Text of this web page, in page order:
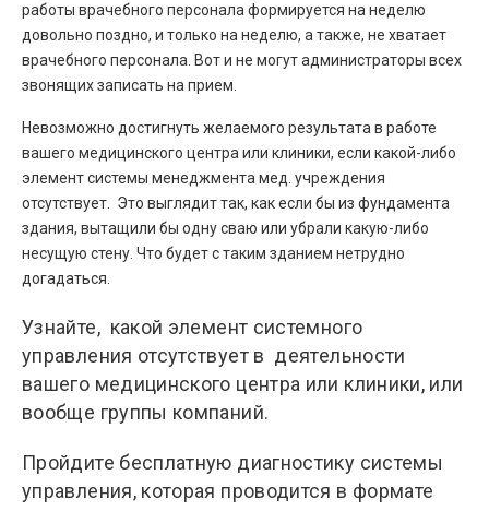
работы врачебного персонала формируется на неделю
довольно поздно, и только на неделю, а также, не хватает
врачебного персонала. Вот и не могут администраторы всех
звонящих записать на прием.
Невозможно достигнуть желаемого результата в работе
вашего медицинского центра или клиники, если какой-либо
элемент системы менеджмента мед. учреждения
отсутствует. Это выглядит так, как если бы из фундамента
здания, вытащили бы одну сваю или убрали какую-либо
несущую стену. Что будет с таким зданием нетрудно
догадаться.
Узнайте, какой элемент системного
управления отсутствует в деятельности
вашего медицинского центра или клиники, или
вообще группы компаний.
Пройдите бесплатную диагностику системы
управления, которая проводится в формате